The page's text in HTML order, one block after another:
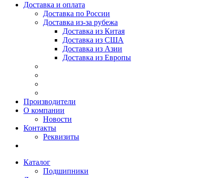
Доставка и оплата
Доставка по России
Доставка из-за рубежа
Доставка из Китая
Доставка из США
Доставка из Азии
Доставка из Европы
Производители
О компании
Новости
Контакты
Реквизиты
Каталог
Подшипники